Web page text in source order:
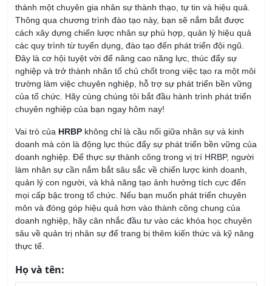
thành một chuyên gia nhân sự thành thạo, tự tin và hiệu quả.
Thông qua chương trình đào tạo này, bạn sẽ nắm bắt được
cách xây dựng chiến lược nhân sự phù hợp, quản lý hiệu quả
các quy trình từ tuyển dụng, đào tạo đến phát triển đội ngũ.
Đây là cơ hội tuyệt vời để nâng cao năng lực, thúc đẩy sự
nghiệp và trở thành nhân tố chủ chốt trong việc tạo ra một môi
trường làm việc chuyên nghiệp, hỗ trợ sự phát triển bền vững
của tổ chức. Hãy cùng chúng tôi bắt đầu hành trình phát triển
chuyên nghiệp của bạn ngay hôm nay!
Vai trò của HRBP không chỉ là cầu nối giữa nhân sự và kinh
doanh mà còn là động lực thúc đẩy sự phát triển bền vững của
doanh nghiệp. Để thực sự thành công trong vị trí HRBP, người
làm nhân sự cần nắm bắt sâu sắc về chiến lược kinh doanh,
quản lý con người, và khả năng tạo ảnh hưởng tích cực đến
mọi cấp bậc trong tổ chức. Nếu bạn muốn phát triển chuyên
môn và đóng góp hiệu quả hơn vào thành công chung của
doanh nghiệp, hãy cân nhắc đầu tư vào các khóa học chuyên
sâu về quản trị nhân sự để trang bị thêm kiến thức và kỹ năng
thực tế.
Họ và tên: